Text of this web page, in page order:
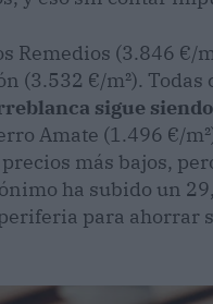
Remedios (3.846 €/
(3.532 €/m²).
sigue
Amate (1.496 €/
más bajos,
ha subido un
para ahorrar